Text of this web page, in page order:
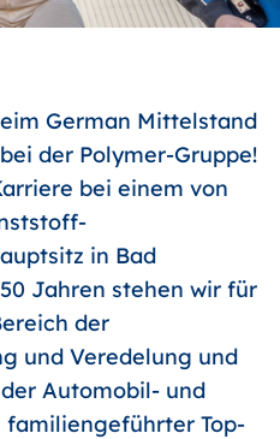
German Mittelstand
der Polymer-Gruppe!
bei einem von
in Bad
Jahren stehen wir für
der
und Veredelung und
Automobil- und
Top-